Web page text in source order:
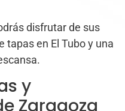
disfrutar de sus
tapas en El Tubo y una
y
Zaragoza